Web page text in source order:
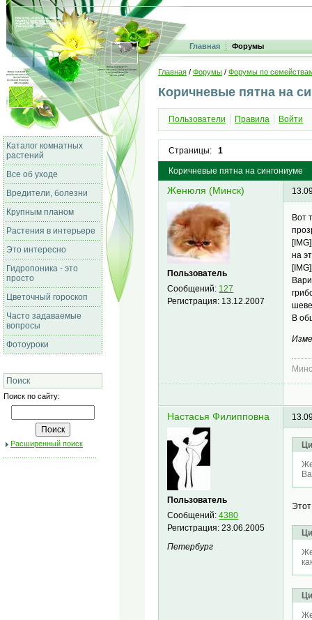
Главная Форумы
Каталог комнатных
растений
Все об уходе
Вредители, болезни
Крупным планом
Растения в интерьере
Это интересно
Гидропоника - это
просто
Цветочный гороскоп
Часто задаваемые
вопросы
Фотоуроки
Поиск
Поиск по сайту:
Расширенный поиск
Главная / Форумы / Форумы по
Коричневые пятна на
Пользователи Правила Войти
Страницы: 1
Коричневые пятна на сингониуме
Женюля (Минск)
Пользователь
Сообщений: 127
Регистрация: 13.12.2007
Вот
[IMG]
на
[IMG]
В
Настасья Филипповна
Пользователь
Сообщений:4380
Регистрация:23.06.2005
Петербург